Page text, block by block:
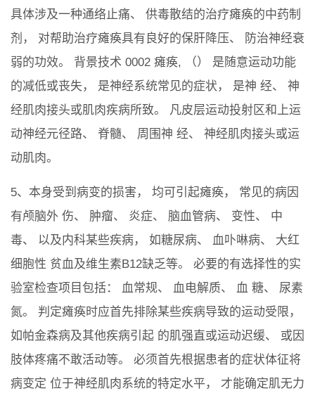
具体涉及一种通络止痛、 供毒散结的治疗瘫痪的中药制
剂， 对帮助治疗瘫痪具有良好的保肝降压、 防治神经衰
弱的功效。 背景技术 0002 瘫痪, （） 是随意运动功能
的减低或丧失， 是神经系统常见的症状， 是神 经、 神
经肌肉接头或肌肉疾病所致。 凡皮层运动投射区和上运
动神经元径路、 脊髓、 周围神 经、 神经肌肉接头或运
动肌肉。
5、本身受到病变的损害， 均可引起瘫痪， 常见的病因
有颅脑外 伤、 肿瘤、 炎症、 脑血管病、 变性、 中
毒、 以及内科某些疾病， 如糖尿病、 血卟啉病、 大红
细胞性 贫血及维生素B12缺乏等。 必要的有选择性的实
验室检查项目包括： 血常规、 血电解质、 血 糖、 尿素
氮。 判定瘫痪时应首先排除某些疾病导致的运动受限，
如帕金森病及其他疾病引起 的肌强直或运动迟缓、 或因
肢体疼痛不敢活动等。 必须首先根据患者的症状体征将
病变定 位于神经肌肉系统的特定水平， 才能确定肌无力